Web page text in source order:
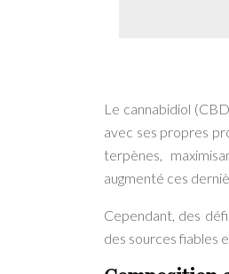
Le cannabidiol
avec ses propres
terpènes,
augmenté ces
Cependant, des
des sources fiables